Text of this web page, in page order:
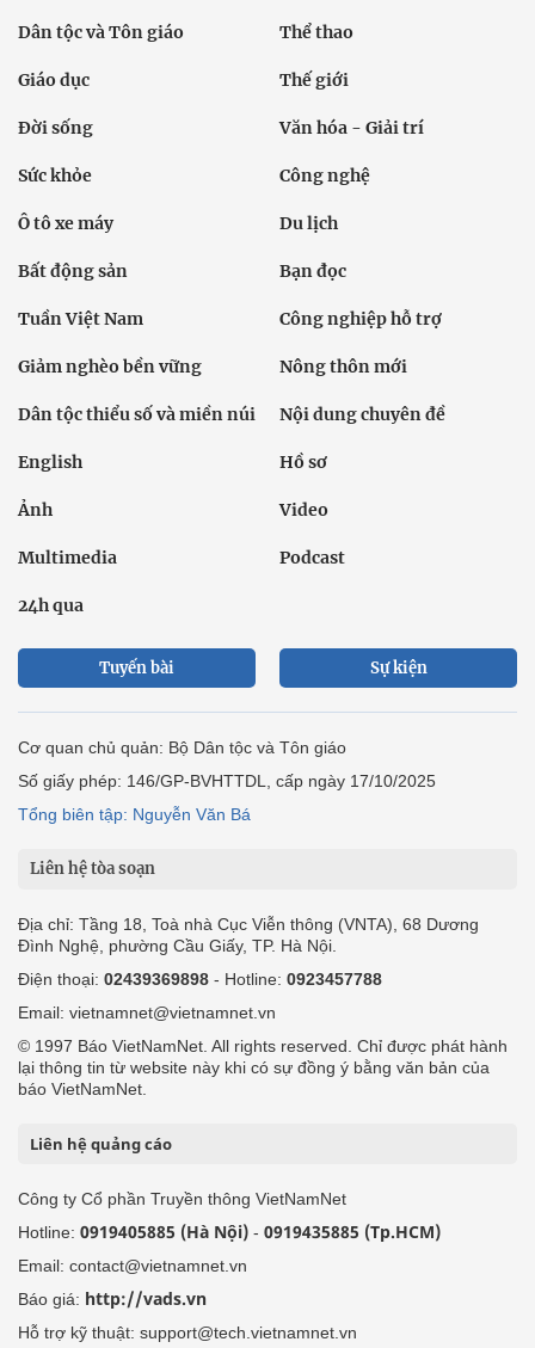
Dân tộc và Tôn giáo Thể thao
Giáo dục Thế giới
Đời sống Văn hóa - Giải trí
Sức khỏe Công nghệ
Ô tô xe máy Du lịch
Bất động sản Bạn đọc
Tuần Việt Nam Công nghiệp hỗ trợ
Giảm nghèo bền vững Nông thôn mới
Dân tộc thiểu số và miền núi Nội dung chuyên đề
English Hồ sơ
Ảnh Video
Multimedia Podcast
24h qua
Tuyến bài Sự kiện
Cơ quan chủ quản: Bộ Dân tộc và Tôn giáo
Số giấy phép: 146/GP-BVHTTDL, cấp ngày 17/10/2025
Tổng biên tập: Nguyễn Văn Bá
Liên hệ tòa soạn
Địa chỉ: Tầng 18, Toà nhà Cục Viễn thông (VNTA), 68 Dương
Đình Nghệ, phường Cầu Giấy, TP. Hà Nội.
Điện thoại: 02439369898 - Hotline: 0923457788
Email: vietnamnet@vietnamnet.vn
© 1997 Báo VietNamNet. All rights reserved. Chỉ được phát hành
lại thông tin từ website này khi có sự đồng ý bằng văn bản của
báo VietNamNet.
Liên hệ quảng cáo
Công ty Cổ phần Truyền thông VietNamNet
Hotline: 0919405885 (Hà Nội) - 0919435885 (Tp.HCM)
Email: contact@vietnamnet.vn
Báo giá: http://vads.vn
Hỗ trợ kỹ thuật: support@tech.vietnamnet.vn